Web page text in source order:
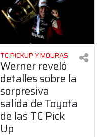
TC PICKUP Y MOURAS
Werner reveló
detalles sobre la
sorpresiva
salida de Toyota
de las TC Pick
Up